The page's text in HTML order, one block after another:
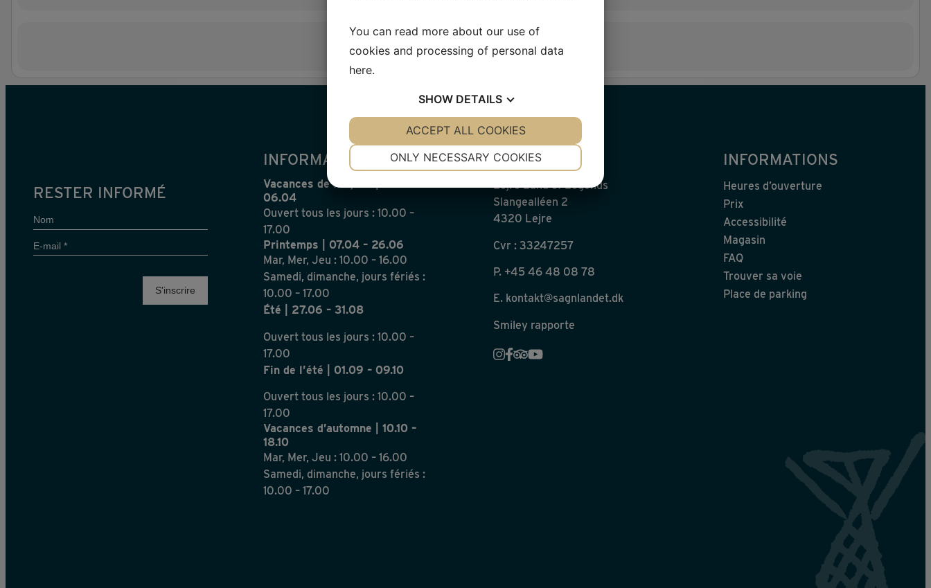
RESTER INFORMÉ
Nom
E-
mail
INFORMATIONS 2026
Vacances de Pâques | 28.03 –
06.04
Ouvert tous les jours : 10.00 –
17.00
Printemps | 07.04 – 26.06
Mar, Mer, Jeu : 10.00 – 16.00
Samedi, dimanche, jours fériés :
10.00 – 17.00
Été | 27.06 – 31.08
Ouvert tous les jours : 10.00 –
17.00
Fin de l’été | 01.09 – 09.10
Ouvert tous les jours : 10.00 –
17.00
Vacances d’automne | 10.10 –
18.10
Mar, Mer, Jeu : 10.00 – 16.00
Samedi, dimanche, jours fériés :
10.00 – 17.00
VISITEZ-NOUS
Lejre Land of Legends
Slangealléen 2
4320 Lejre
Cvr : 33247257
P. +45 46 48 08 78
E. kontakt@sagnlandet.dk
Smiley rapporte
INFORMATIONS
Heures d’ouverture
Prix
Accessibilité
Magasin
FAQ
Trouver sa voie
Place de parking
You can read more about our use of
cookies and processing of personal data
here.
SHOW DETAILS
YES NO YES NO
STATISTICS
ONLY NECESSARY COOKIES
ACCEPT ALL COOKIES